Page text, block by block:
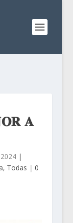
𝐀
|
, Todas |0